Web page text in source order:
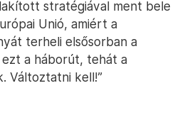
stratégiával ment bele
Unió, amiért a
terheli elsősorban a
a háborút, tehát a
Változtatni kell!”